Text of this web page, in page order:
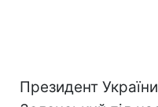
Президент